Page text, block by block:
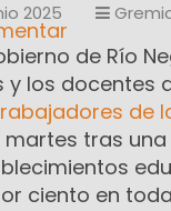
2025
de Río
y los docentes
de
martes tras
ciento en